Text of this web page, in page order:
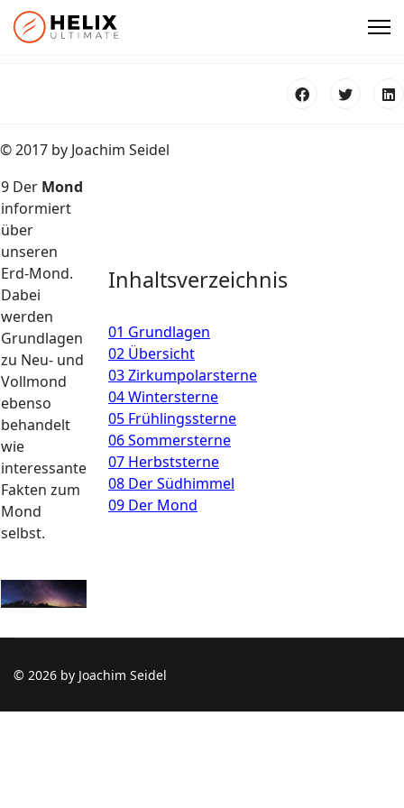
© 2017 by Joachim Seidel
9 Der Mond
informiert
über
unseren
Erd-Mond.
Dabei
werden
Grundlagen
zu Neu- und
Vollmond
ebenso
behandelt
wie
interessante
Fakten zum
Mond
selbst.
Inhaltsverzeichnis
01 Grundlagen
02 Übersicht
03 Zirkumpolarsterne
04 Wintersterne
05 Frühlingssterne
06 Sommersterne
07 Herbststerne
08 Der Südhimmel
09 Der Mond
© 2026 by Joachim Seidel